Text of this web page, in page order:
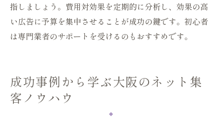
指しましょう。費用対効果を定期的に分析し、効果の高
い広告に予算を集中させることが成功の鍵です。初心者
は専門業者のサポートを受けるのもおすすめです。
成功事例から学ぶ大阪のネット集
客ノウハウ